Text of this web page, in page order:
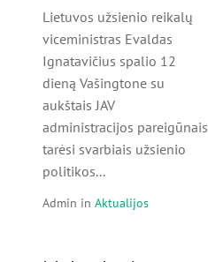
Lietuvos užsienio reikalų
viceministras Evaldas
Ignatavičius spalio 12
dieną Vašingtone su
aukštais JAV
administracijos pareigūnais
tarėsi svarbiais užsienio
politikos...
Admin in Aktualijos